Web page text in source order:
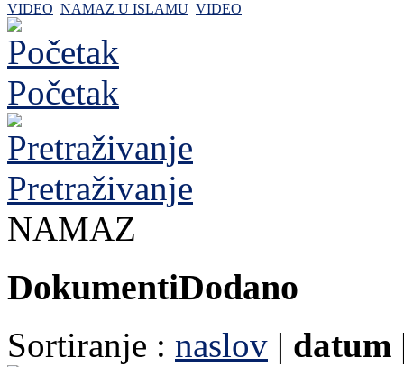
VIDEO NAMAZ U ISLAMU VIDEO
Početak
Pretraživanje
NAMAZ
DokumentiDodano
Sortiranje : naslov | datum